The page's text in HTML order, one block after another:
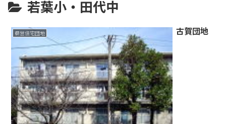
若葉小・田代中
県営住宅団地 古賀団地